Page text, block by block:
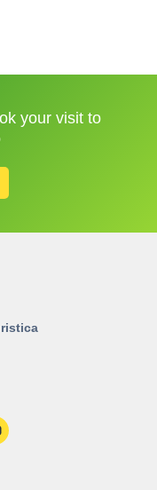
your visit to